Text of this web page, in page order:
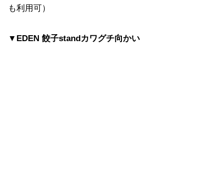
も利用可）
▼EDEN 餃子standカワグチ向かい